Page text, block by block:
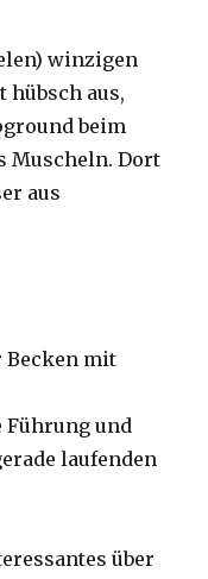
winzigen
hübsch aus,
beim
Muscheln. Dort
aus
Becken mit
Führung und
laufenden
über